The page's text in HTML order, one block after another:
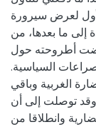
لعرض سيرورة
إلى ما بعدها، من
أطروحته حول
السياسية.
الغربية وباقي
توصلت إلى أن
وانطلاقا من